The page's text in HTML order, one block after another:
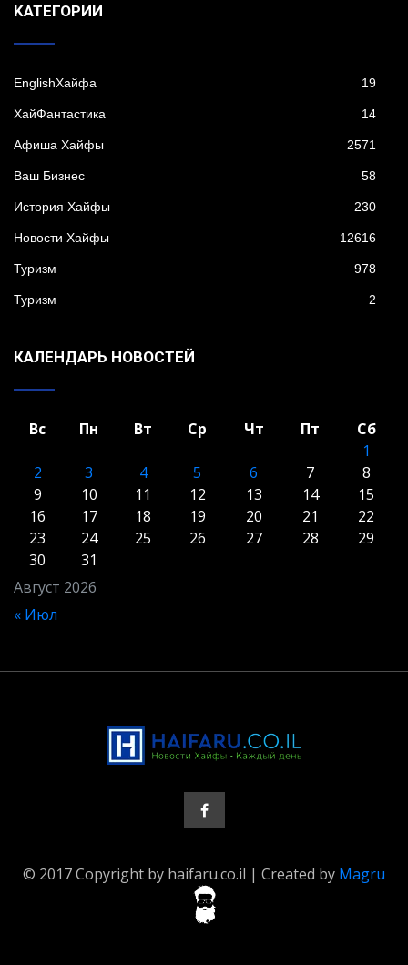
KАТЕГОРИИ
EnglishХайфа 19
XайФантастика 14
Афиша Хайфы 2571
Ваш Бизнес 58
История Хайфы 230
Новости Хайфы 12616
Туризм 978
Туризм 2
КАЛЕНДАРЬ НОВОСТЕЙ
Август 2026
Вс Пн Вт Ср Чт Пт
Сб
1
2
3 4 5 6 7
8
9
10 11 12 13 14
15
16
17 18 19 20 21
22
23
24 25 26 27 28
29
30
31
« Июл
© 2017 Copyright by haifaru.co.il | Created by Magru